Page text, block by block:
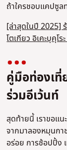
ถ้าใครชอบแคปซูล
[ล่าสุดในปี 2025]
โตเกียว อิเคะบุคุโ
คู่มือท่องเที่
ร่วมอีเว้นท์
สุดท้ายนี้ เราขอแ
จากมาลองหมุนก
อร่อย การช้อปปิ้ง